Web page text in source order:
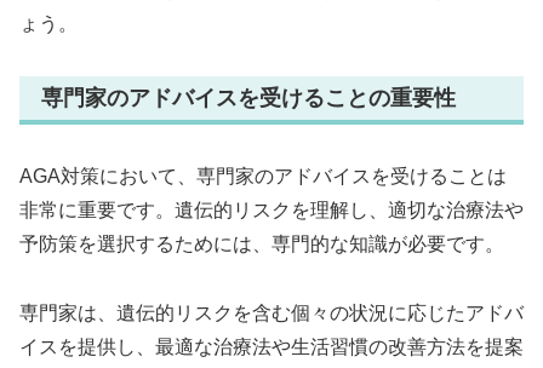
ょう。
専門家のアドバイスを受けることの重要性
AGA対策において、専門家のアドバイスを受けることは
非常に重要です。遺伝的リスクを理解し、適切な治療法や
予防策を選択するためには、専門的な知識が必要です。
専門家は、遺伝的リスクを含む個々の状況に応じたアドバ
イスを提供し、最適な治療法や生活習慣の改善方法を提案